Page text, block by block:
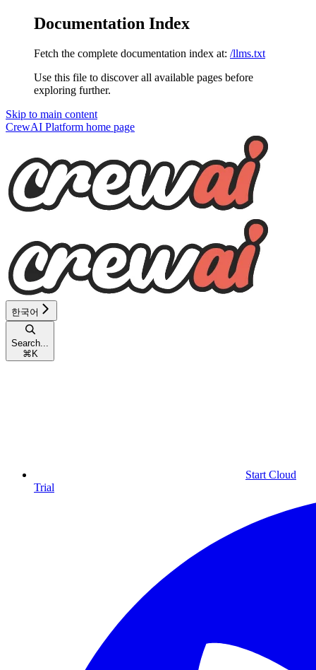
Documentation Index
Fetch the complete documentation index at: /llms.txt
Use this file to discover all available pages before
exploring further.
Skip to main content
CrewAI Platform home page
한국어
Search...
⌘ K
Start Cloud
Trial